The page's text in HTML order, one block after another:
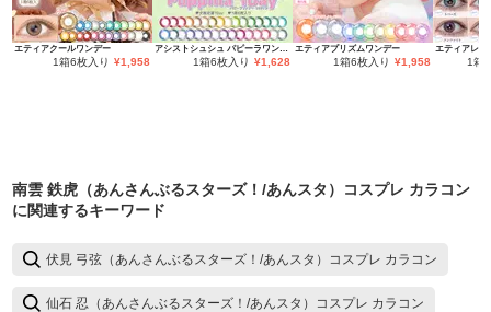
エティアクールワンデー
1箱6枚入り ¥1,958
アシストシュシュ パピーラワンデー
1箱6枚入り ¥1,628
エティアプリズムワンデー
1箱6枚入り ¥1,958
エティアレオ
1箱
南雲 鉄虎（あんさんぶるスターズ！/あんスタ）コスプレ カラコン
に関連するキーワード
伏見 弓弦（あんさんぶるスターズ！/あんスタ）コスプレ カラコン
仙石 忍（あんさんぶるスターズ！/あんスタ）コスプレ カラコン